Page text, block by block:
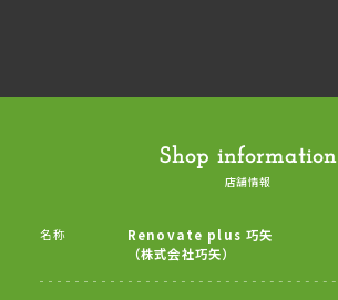
Shop information
店舗情報
名称
Renovate plus 巧矢
（株式会社巧矢）